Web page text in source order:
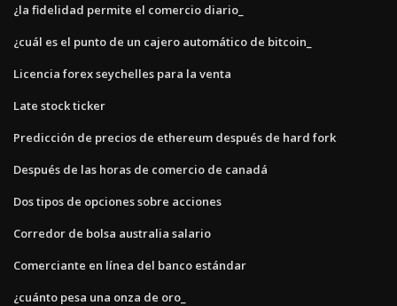
¿la fidelidad permite el comercio diario_
¿cuál es el punto de un cajero automático de bitcoin_
Licencia forex seychelles para la venta
Late stock ticker
Predicción de precios de ethereum después de hard fork
Después de las horas de comercio de canadá
Dos tipos de opciones sobre acciones
Corredor de bolsa australia salario
Comerciante en línea del banco estándar
¿cuánto pesa una onza de oro_